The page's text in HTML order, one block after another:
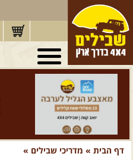
טיולי 4X4
בארץ
מסעות בעולם
טיוליםלרכב פנאי
הדרכותנהיגה
המדריכיםשלנו
דף הבית » מדריכי שבילים »